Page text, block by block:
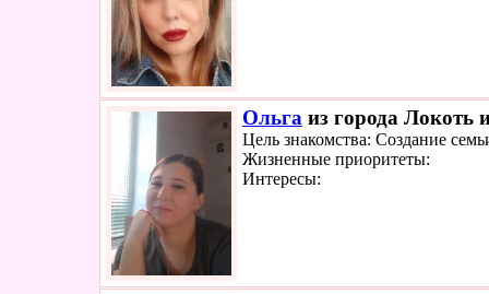
Ольга из города Локоть
Цель знакомства: Создание
Жизненные приоритеты:
Интересы: